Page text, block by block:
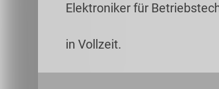
Elektroniker für
in Vollzeit.